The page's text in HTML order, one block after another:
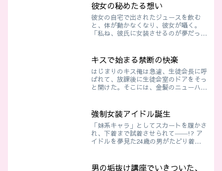
を積んだほうがいいんじゃないか？」僕
は教育も兼ねて人事部に異動...
彼女の秘めたる想い
彼女の自宅で出されたジュースを飲む
と、体が動かなくなり、彼女が囁く。
「私ね、彼氏に女装させるのが夢だった
キスで始まる禁断の快楽
はじまりのキス俺は急遽、生徒会長に呼
ばれて、放課後に生徒会室のドアをそっ
と開けた。そこには、金髪のニューハー
潮を上手く利用して、生徒の支持を集
め、その座を射止めた。美し...
強制女装アイドル誕生
「妹系キャラ」としてスカートを履かさ
れ、下着まで試着させられて――!? ア
イドルを夢見た24歳の男がたどり着い
進められる、強制女装レッスンの幕開
男の垢抜け講座でいきついた、